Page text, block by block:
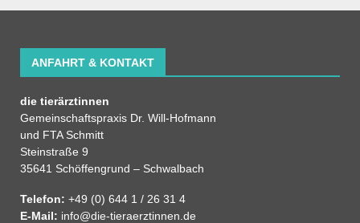
ANFAHRT & KONTAKT
die tierärztinnen
Gemeinschaftspraxis Dr. Will-Hofmann
und FTA Schmitt
Steinstraße 9
35641 Schöffengrund – Schwalbach
Telefon: +49 (0) 644 1 / 26 31 4
E-Mail: info@die-tieraerztinnen.de